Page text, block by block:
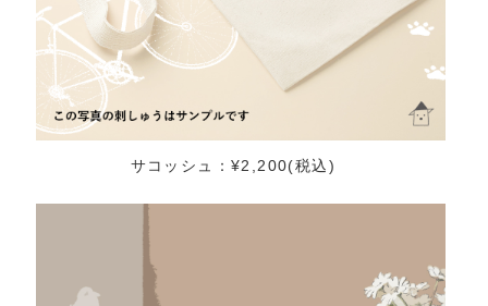
サコッシュ：¥2,200(税込)